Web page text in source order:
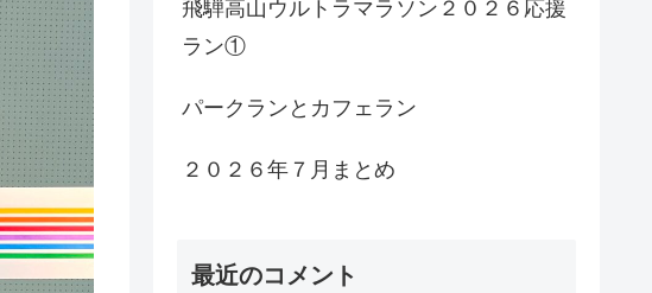
飛騨高山ウルトラマラソン２０２６応援
ラン①
パークランとカフェラン
２０２６年７月まとめ
最近のコメント